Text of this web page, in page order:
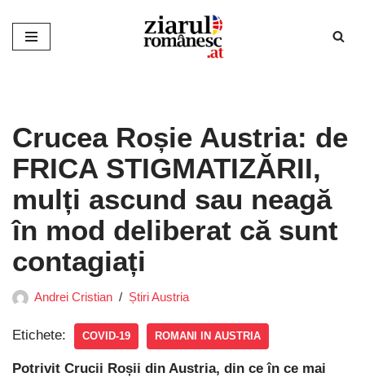
Sari
Crucea Roșie Austria: de
FRICA STIGMATIZĂRII,
mulți ascund sau neagă
în mod deliberat că sunt
contagiați
Andrei Cristian Știri Austria
Etichete: COVID-19 ROMANI IN AUSTRIA
Potrivit Crucii Roșii din Austria, din ce în ce mai